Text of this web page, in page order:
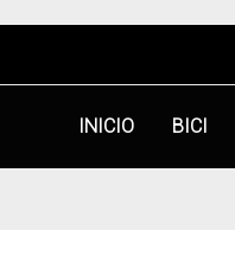
INICIO BICI